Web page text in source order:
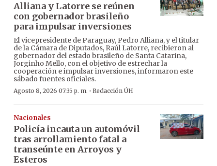
Alliana y Latorre se reúnen
con gobernador brasileño
para impulsar inversiones
El vicepresidente de Paraguay, Pedro Alliana, y el titular
de la Cámara de Diputados, Raúl Latorre, recibieron al
gobernador del estado brasileño de Santa Catarina,
Jorginho Mello, con el objetivo de estrechar la
cooperación e impulsar inversiones, informaron este
sábado fuentes oficiales.
Agosto 8, 2026 07:35 p. m. · Redacción ÚH
Nacionales
Policía incauta un automóvil
tras arrollamiento fatal a
transeúnte en Arroyos y
Esteros